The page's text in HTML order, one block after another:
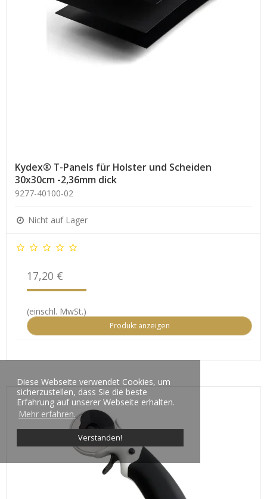
Diese Webseite verwendet Cookies, um
sicherzustellen, dass Sie die beste
Erfahrung auf unserer Webseite erhalten.
Mehr erfahren.
Verstanden!
Kydex® T-Panels für Holster und Scheiden
30x30cm -2,36mm dick
9277-40100-02
Nicht auf Lager
17,20 €
(einschl. MwSt.)
Produkt anzeigen